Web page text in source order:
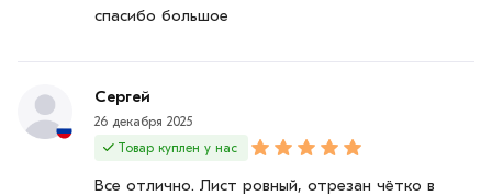
спасибо большое
Сергей
26 декабря 2025
Товар куплен у нас
Все отлично. Лист ровный, отрезан чётко в